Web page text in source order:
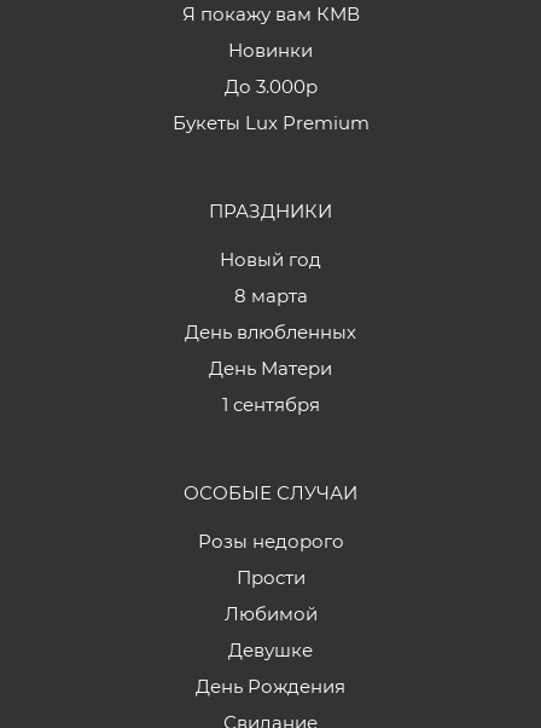
Я покажу вам КМВ
Новинки
До 3.000р
Букеты Lux Premium
ПРАЗДНИКИ
Новый год
8 марта
День влюбленных
День Матери
1 сентября
ОСОБЫЕ СЛУЧАИ
Розы недорого
Прости
Любимой
Девушке
День Рождения
Свидание